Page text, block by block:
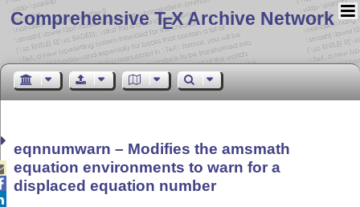
Comprehensive TEX Archive Network
eqnnumwarn – Modifies the amsmath
equation environments to warn for a
displaced equation number